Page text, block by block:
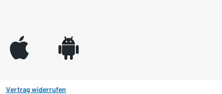
appleinc android
Vertrag widerrufen